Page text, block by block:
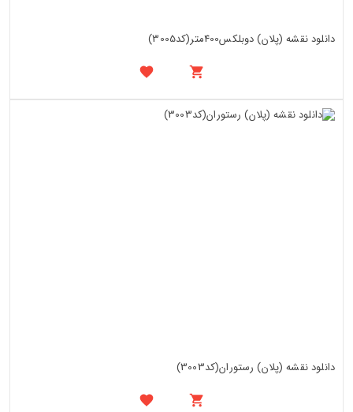
دانلود نقشه (پلان) دوبلکس400متر(کد3005)
دانلود نقشه (پلان) رستوران(کد3003)